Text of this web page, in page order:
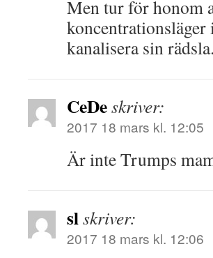
Men tur för honom
kanalisera sin rädsla.
CeDeskriver:
2017 18 mars kl. 12:05
Är inte Trumps
slskriver:
2017 18 mars kl. 12:06